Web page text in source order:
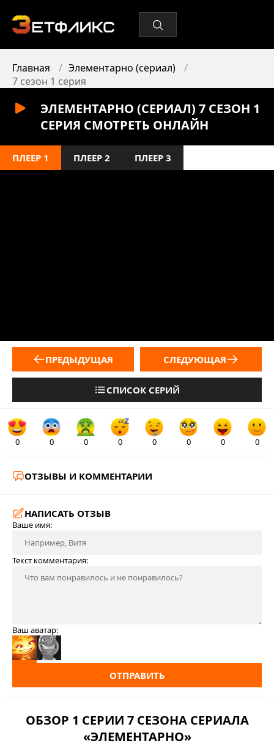
Главная
Элементарно (сериал)
7 сезон 1 серия
ЭЛЕМЕНТАРНО (СЕРИАЛ) 7 СЕЗОН 1
СЕРИЯ СМОТРЕТЬ ОНЛАЙН
ПЛЕЕР 1 ПЛЕЕР 2 ПЛЕЕР 3
ПРЕДЫДУЩАЯ
СПИСОК СЕРИЙ
СЛЕДУЮЩАЯ
0 0 0 0 0 0 0 0
ОТЗЫВЫ И КОММЕНТАРИИ
НАПИСАТЬ ОТЗЫВ
Ваше имя:
Текст комментария:
Ваш аватар:
ОТПРАВИТЬ
ОБЗОР 1 СЕРИИ 7 СЕЗОНА СЕРИАЛА
«ЭЛЕМЕНТАРНО»